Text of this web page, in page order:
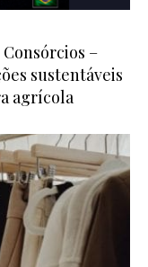
–
sustentáveis
agrícola